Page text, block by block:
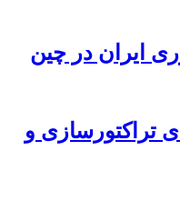
ایران در چین
تراکتورسازی و